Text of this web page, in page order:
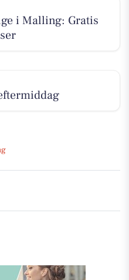
i Malling: Gratis